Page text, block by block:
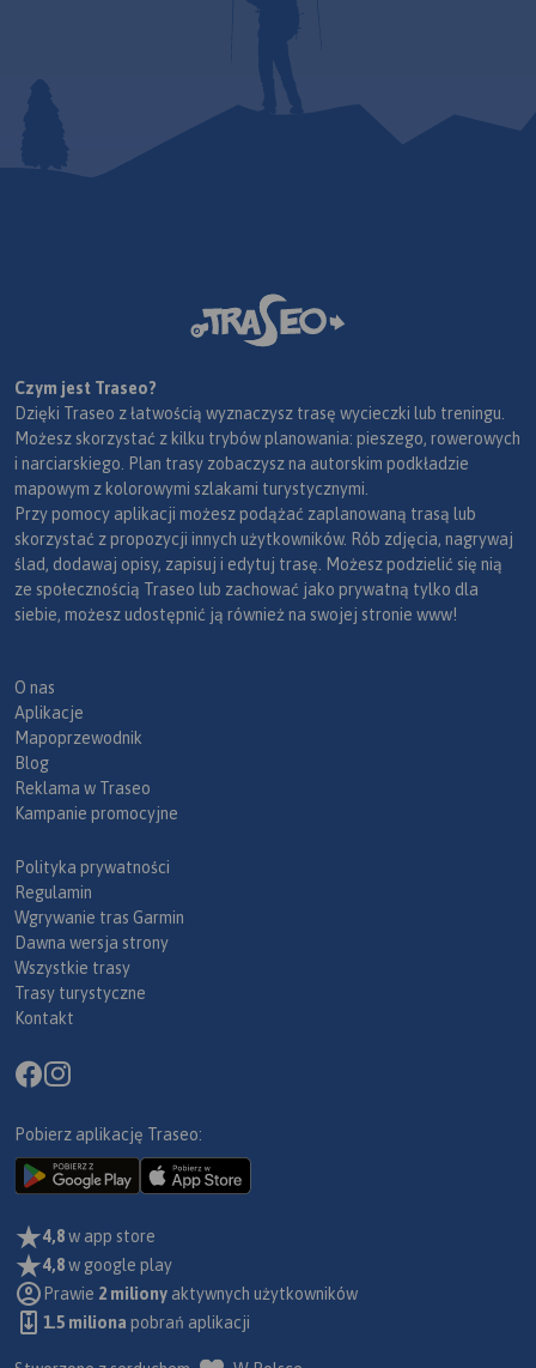
Czym jest Traseo?
Dzięki Traseo z łatwością wyznaczysz trasę wycieczki lub treningu.
Możesz skorzystać z kilku trybów planowania: pieszego, rowerowych
i narciarskiego. Plan trasy zobaczysz na autorskim podkładzie
mapowym z kolorowymi szlakami turystycznymi.
Przy pomocy aplikacji możesz podążać zaplanowaną trasą lub
skorzystać z propozycji innych użytkowników. Rób zdjęcia, nagrywaj
ślad, dodawaj opisy, zapisuj i edytuj trasę. Możesz podzielić się nią
ze społecznością Traseo lub zachować jako prywatną tylko dla
siebie, możesz udostępnić ją również na swojej stronie www!
O nas
Aplikacje
Mapoprzewodnik
Blog
Reklama w Traseo
Kampanie promocyjne
Polityka prywatności
Regulamin
Wgrywanie tras Garmin
Dawna wersja strony
Wszystkie trasy
Trasy turystyczne
Kontakt
Pobierz aplikację Traseo:
4,8w app store
4,8w google play
Prawie 2 miliony aktywnych użytkowników
1.5 miliona pobrań aplikacji